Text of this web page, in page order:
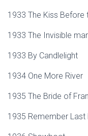
1933 The Kiss Before
1933 The Invisible
1933 By Candlelight
1934 One More River
1935 The Bride of
1935 Remember Last